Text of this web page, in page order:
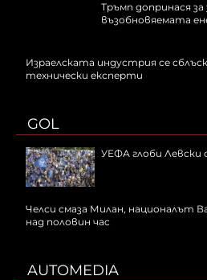
Тръмп допринася за
възобновяемата
Израелската индустрия се
технически експерти
GOL
УЕФА глоби Левски
Челси смаза Милан, националът
над половин час
AUTOMEDIA